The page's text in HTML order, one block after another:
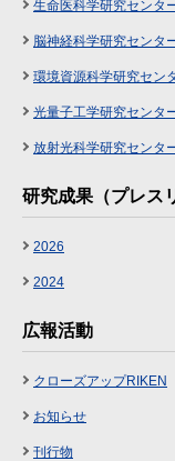
生命医科学研究センタ
脳神経科学研究センタ
環境資源科学研究セン
光量子工学研究センタ
放射光科学研究センタ
研究成果（プレス
2026
2024
広報活動
クローズアップRIKEN
お知らせ
刊行物